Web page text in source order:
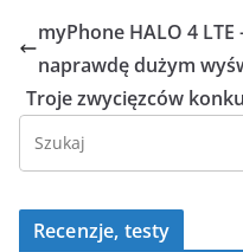
e
b
o
k
o
p
myPhone HALO 4
naprawdę dużym
Troje zwycięzców
Recenzje, testy